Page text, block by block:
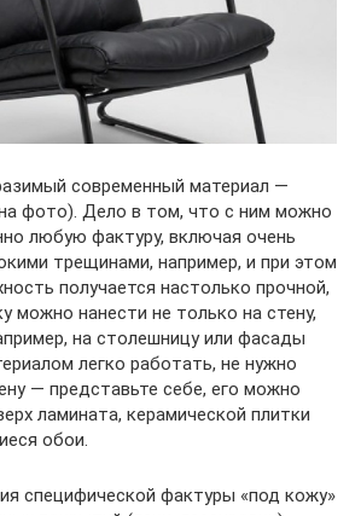
современный материал —
фото). Дело в том, что с ним можно
любую фактуру, включая очень
трещинами, например, и при этом
получается настолько прочной,
можно нанести не только на стену,
на столешницу или фасады
легко работать, не нужно
— представьте себе, его можно
ламината, керамической плитки
обои.
специфической фактуры «под кожу»